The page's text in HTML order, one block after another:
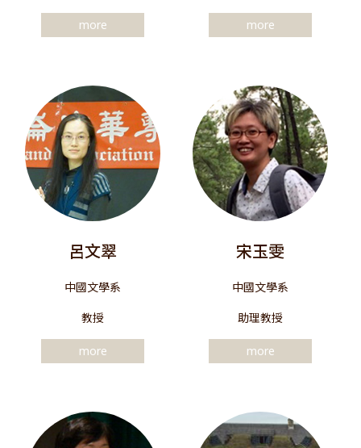
more more
呂文翠
中國文學系
教授
more
宋玉雯
中國文學系
助理教授
more